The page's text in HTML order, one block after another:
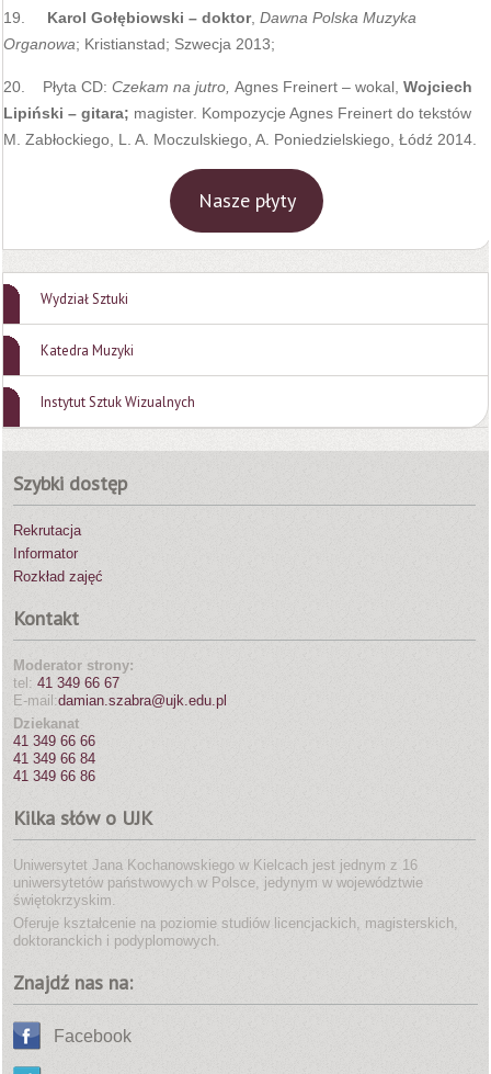
19. Karol Gołębiowski – doktor, Dawna Polska Muzyka
Organowa; Kristianstad; Szwecja 2013;
20. Płyta CD: Czekam na jutro, Agnes Freinert – wokal, Wojciech
Lipiński – gitara; magister. Kompozycje Agnes Freinert do tekstów
M. Zabłockiego, L. A. Moczulskiego, A. Poniedzielskiego, Łódź 2014.
Nasze płyty
Wydział Sztuki
Katedra Muzyki
Instytut Sztuk Wizualnych
Szybki dostęp
Rekrutacja
Informator
Rozkład zajęć
Kontakt
Moderator strony:
tel: 41 349 66 67
E-mail:damian.szabra@ujk.edu.pl
Dziekanat
41 349 66 66
41 349 66 84
41 349 66 86
Kilka słów o UJK
Uniwersytet Jana Kochanowskiego w Kielcach jest jednym z 16
uniwersytetów państwowych w Polsce, jedynym w województwie
świętokrzyskim.
Oferuje kształcenie na poziomie studiów licencjackich, magisterskich,
doktoranckich i podyplomowych.
Znajdź nas na:
Facebook